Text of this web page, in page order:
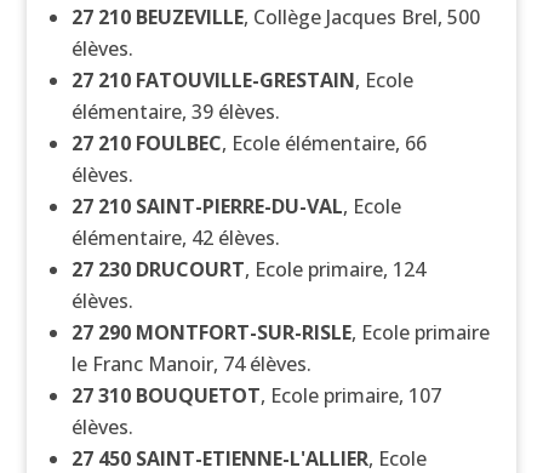
27 210 BEUZEVILLE, Collège Jacques Brel, 500
élèves.
27 210 FATOUVILLE-GRESTAIN, Ecole
élémentaire, 39 élèves.
27 210 FOULBEC, Ecole élémentaire, 66
élèves.
27 210 SAINT-PIERRE-DU-VAL, Ecole
élémentaire, 42 élèves.
27 230 DRUCOURT, Ecole primaire, 124
élèves.
27 290 MONTFORT-SUR-RISLE, Ecole primaire
le Franc Manoir, 74 élèves.
27 310 BOUQUETOT, Ecole primaire, 107
élèves.
27 450 SAINT-ETIENNE-L'ALLIER, Ecole